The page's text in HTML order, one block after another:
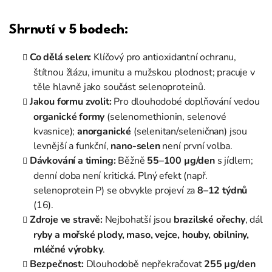
Shrnutí v 5 bodech:
Co dělá selen: Klíčový pro antioxidantní ochranu,
štítnou žlázu, imunitu a mužskou plodnost; pracuje v
těle hlavně jako součást selenoproteinů.
Jakou formu zvolit:Pro dlouhodobé doplňování vedou
organické formy (selenomethionin, selenové
kvasnice);anorganické (selenitan/seleničnan) jsou
levnější a funkční, nano-selennení první volba.
Dávkování a timing:Běžně 55–100 µg/dens jídlem;
denní doba není kritická. Plný efekt (např.
selenoprotein P) se obvykle projeví za8–12 týdnů
(16).
Zdroje ve stravě:Nejbohatší jsou brazilské ořechy, dál
ryby a mořské plody, maso, vejce, houby, obilniny,
mléčné výrobky.
Bezpečnost:Dlouhodobě nepřekračovat255 µg/den